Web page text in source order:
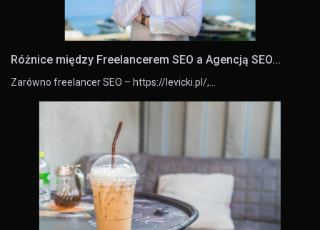
Różnice między Freelancerem SEO a Agencją SEO...
Zarówno freelancer SEO – https://levicki.pl/,…